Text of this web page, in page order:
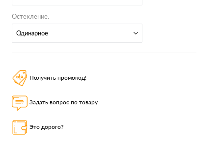
Остекление:
Одинарное
Получить промокод!
Задать вопрос по товару
Это дорого?